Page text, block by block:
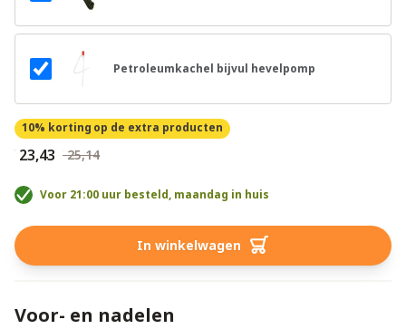
Petroleumkachel bijvul hevelpomp
10% korting op de extra producten
€ 23,43 € 25,14
Voor 21:00 uur besteld, maandag in huis
In winkelwagen
Voor- en nadelen